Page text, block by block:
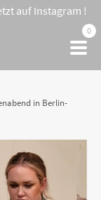
auf Instagram !
0
in Berlin-